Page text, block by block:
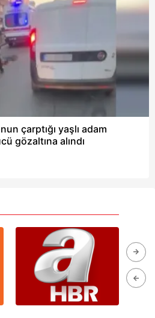
çarptığı yaşlı adam
gözaltına alındı